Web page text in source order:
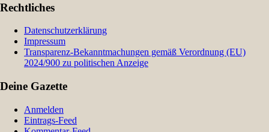
Rechtliches
Datenschutzerklärung
Impressum
Transparenz-Bekanntmachungen gemäß Verordnung (EU)
2024/900 zu politischen Anzeige
Deine Gazette
Anmelden
Eintrags-Feed